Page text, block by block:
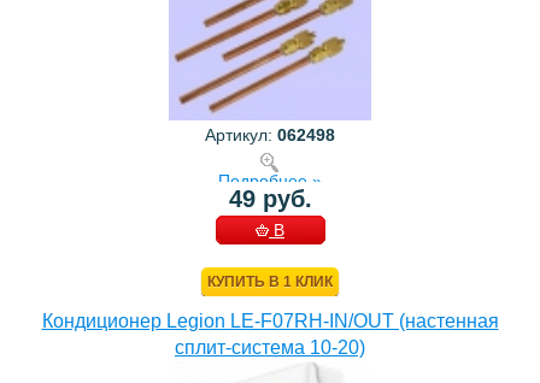
Артикул: 062498
Подробнее »
49 руб.
В
КУПИТЬ В 1 КЛИК
Кондиционер Legion LE-F07RH-IN/OUT (настенная
сплит-система 10-20)